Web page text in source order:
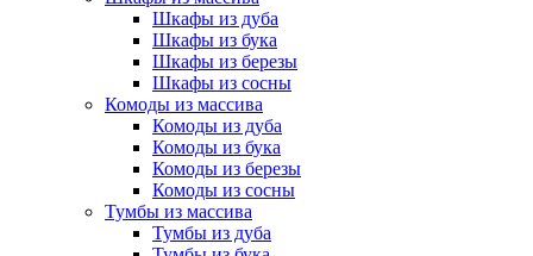
Шкафы из дуба
Шкафы из бука
Шкафы из березы
Шкафы из сосны
Комоды из массива
Комоды из дуба
Комоды из бука
Комоды из березы
Комоды из сосны
Тумбы из массива
Тумбы из дуба